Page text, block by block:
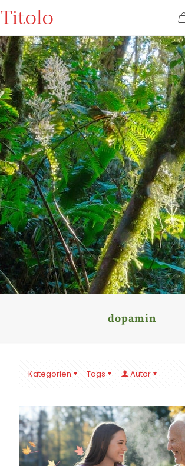
Titolo
dopamin
Kategorien Tags Autor